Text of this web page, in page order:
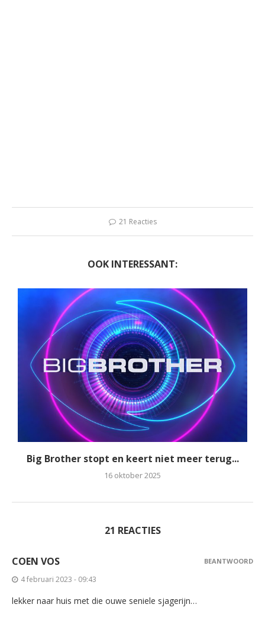
21 Reacties
OOK INTERESSANT:
Big Brother stopt en keert niet meer terug...
16 oktober 2025
21 REACTIES
COEN VOS
4 februari 2023 - 09:43
lekker naar huis met die ouwe seniele sjagerijn…
BEANTWOORD